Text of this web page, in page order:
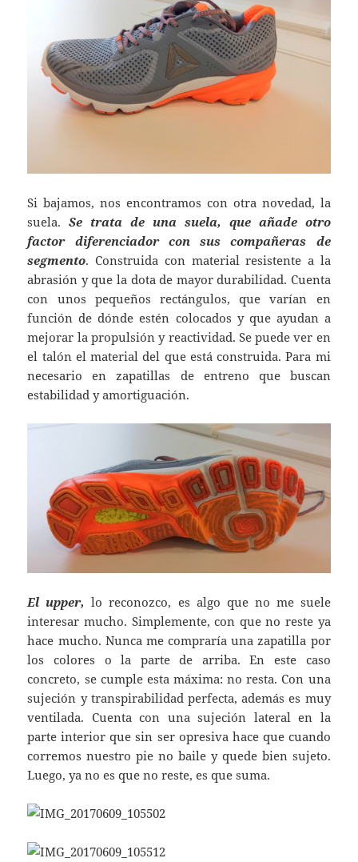
Si bajamos, nos encontramos con otra novedad, la
suela.Se trata de una suela, que añade otro
factor diferenciador con sus compañeras de
segmento. Construida con material resistente a la
abrasión y que la dota de mayor durabilidad. Cuenta
con unos pequeños rectángulos, que varían en
función de dónde estén colocados y que ayudan a
mejorar la propulsión y reactividad. Se puede ver en
el talón el material del que está construida. Para mi
necesario en zapatillas de entreno que buscan
estabilidad y amortiguación.
El upper, lo reconozco, es algo que no me suele
interesar mucho. Simplemente, con que no reste ya
hace mucho. Nunca me compraría una zapatilla por
los colores o la parte de arriba. En este caso
concreto, se cumple esta máxima: no resta. Con una
sujeción y transpirabilidad perfecta, además es muy
ventilada. Cuenta con una sujeción lateral en la
parte interior que sin ser opresiva hace que cuando
corremos nuestro pie no baile y quede bien sujeto.
Luego, ya no es que no reste, es que suma.